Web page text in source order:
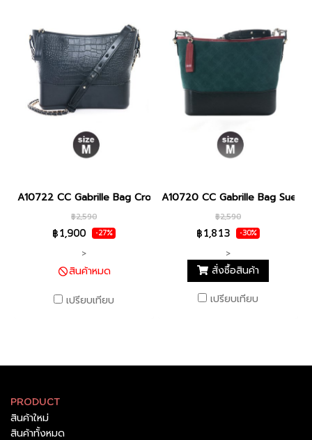
A10722 CC Gabrille Bag Croc Pattern Medium - Black
฿2,590
฿1,900 -27%
>
สินค้าหมด
เปรียบเทียบ
A10720 CC Gabrille Bag
฿2,590
฿1,813 -30%
>
สั่งซื้อสินค้า
เปรียบเทียบ
PRODUCT
สินค้าใหม่
สินค้าทั้งหมด